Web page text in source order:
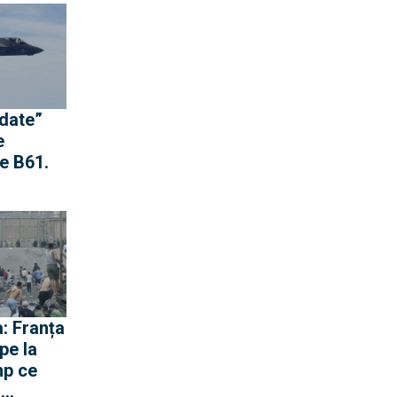
către
B61.
nu
i
Franța
la
ce